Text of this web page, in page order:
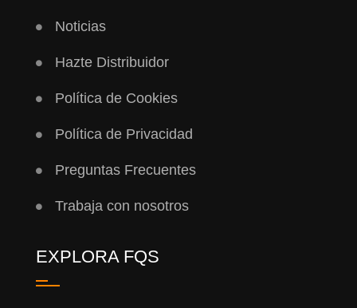
Noticias
Hazte Distribuidor
Política de Cookies
Política de Privacidad
Preguntas Frecuentes
Trabaja con nosotros
EXPLORA FQS